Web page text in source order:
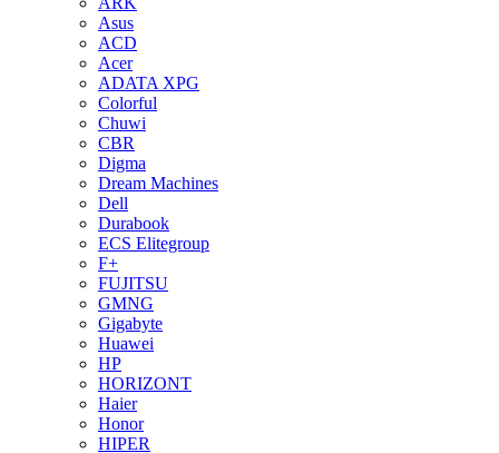
Asus
ACD
Acer
ADATA XPG
Colorful
Chuwi
CBR
Digma
Dream Machines
Dell
Durabook
ECS Elitegroup
F+
FUJITSU
GMNG
Gigabyte
Huawei
HP
HORIZONT
Haier
Honor
HIPER